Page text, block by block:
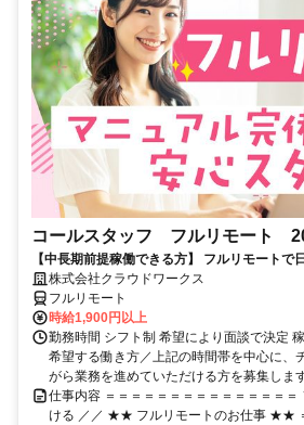
コールスタッフ フルリモート
【中長期前提稼働できる方】 フルリモートで
働80時間で安定収入！
株式会社クラウドワークス
フルリモート
時給1,900円以上
勤務時間 シフト制 希望により面談で決定
希望する働き方／上記の時間帯を中心に、
がら業務を進めていただける方を募集しま
仕事内容 ＝＝＝＝＝＝＝＝＝＝＝＝＝＝＝
ける ／／ ★★ フルリモートのお仕事 ★★